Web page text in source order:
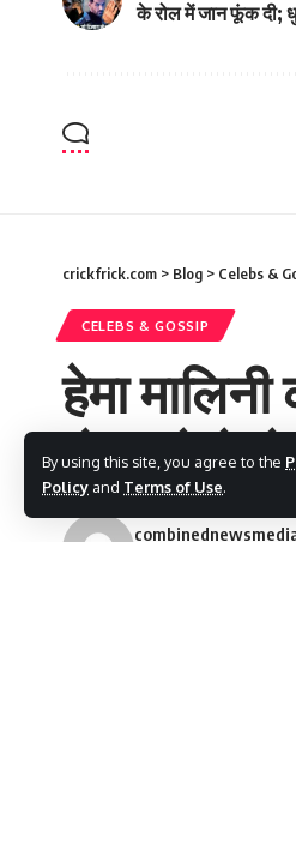
By using this site, you agree to the
Policy and Terms of Use.
के रोल में जान फूंक दी;
crickfrick.com > Blog > Celebs &
CELEBS & GOSSIP
हेमा
दोस्त ने